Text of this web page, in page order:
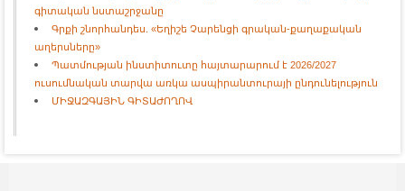
գիտական նստաշրջանը
Գրքի շնորհանդես. «Եղիշե Չարենցի գրական-քաղաքական
աղերսները»
Պատմության ինստիտուտը հայտարարում է 2026/2027
ուսումնական տարվա առկա ասպիրանտուրայի ընդունելություն
ՄԻՋԱԶԳԱՅԻՆ ԳԻՏԱԺՈՂՈՎ